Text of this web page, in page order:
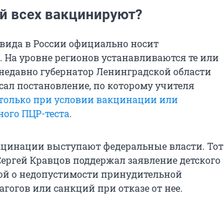
всех вакцинируют?
в России официально носит
уровне регионов устанавливаются те или
губернатор Ленинградской области
постановление, по которому учителя
при условии вакцинации или
ПЦР-теста.
выступают федеральные власти. Тот
Кравцов поддержал заявление детского
о недопустимости принудительной
или санкций при отказе от нее.